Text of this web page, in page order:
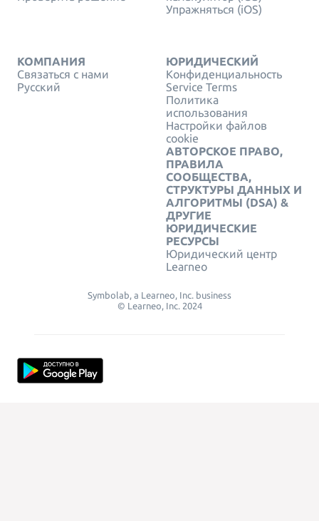
Упражняться (iOS)
КОМПАНИЯ
Связаться с нами
Русский
ЮРИДИЧЕСКИЙ
Конфиденциальность
Service Terms
Политика
использования
Настройки файлов
cookie
АВТОРСКОЕ ПРАВО,
ПРАВИЛА
СООБЩЕСТВА,
СТРУКТУРЫ ДАННЫХ И
АЛГОРИТМЫ (DSA) &
ДРУГИЕ
ЮРИДИЧЕСКИЕ
РЕСУРСЫ
Юридический центр
Learneo
Symbolab, a Learneo, Inc. business
© Learneo, Inc. 2024